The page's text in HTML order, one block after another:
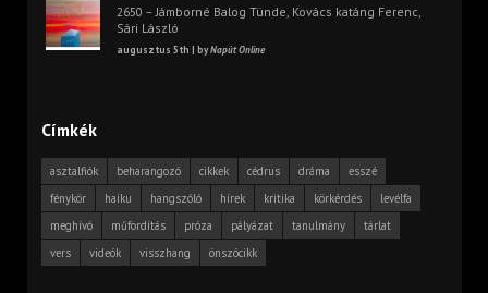
2650 – Jámborné Balog Tünde, Kovács katáng Ferenc,
Sári László
augusztus 5th | byNapút Online
Címkék
asztalfiók beharangozó cikkek cédrus dráma
esszé
fénykör
haiku hangszóló hírek kritika körkérdés
levélfa
meghívó
műfordítás próza pályázat tanulmány
tárlat
vers
videók visszhang önszócikk